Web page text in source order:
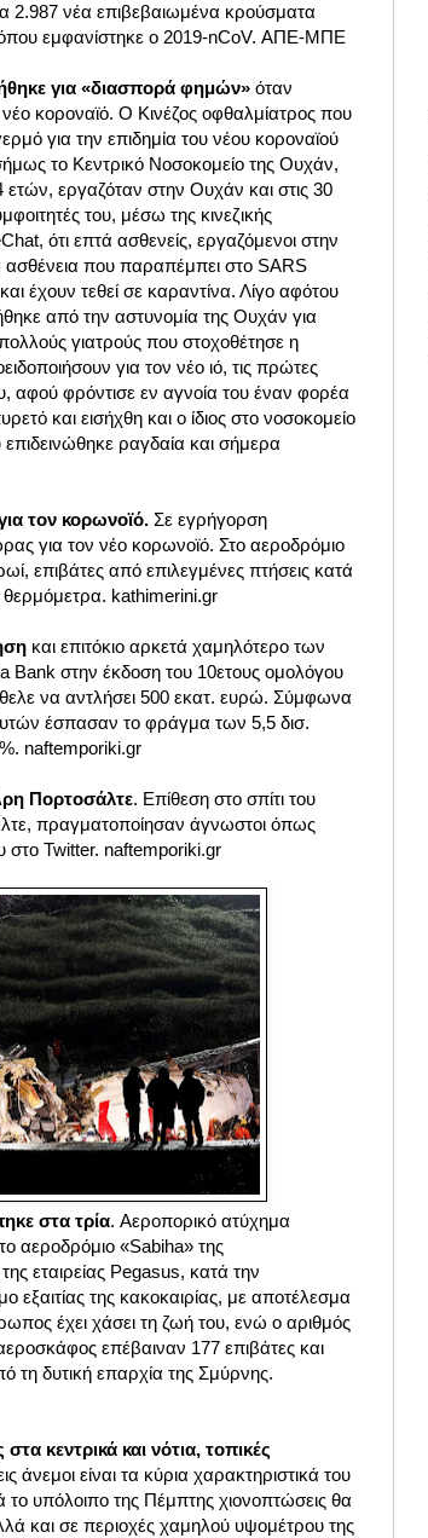
2.987 νέα επιβεβαιωμένα κρούσματα
εμφανίστηκε ο 2019-nCoV. ΑΠΕ-ΜΠΕ
για «διασπορά φημών» όταν
κοροναϊό. Ο Κινέζος οφθαλμίατρος που
για την επιδημία του νέου κοροναϊού
το Κεντρικό Νοσοκομείο της Ουχάν,
εργαζόταν στην Ουχάν και στις 30
του, μέσω της κινεζικής
ότι επτά ασθενείς, εργαζόμενοι στην
ασθένεια που παραπέμπει στο SARS
έχουν τεθεί σε καραντίνα. Λίγο αφότου
από την αστυνομία της Ουχάν για
γιατρούς που στοχοθέτησε η
για τον νέο ιό, τις πρώτες
αφού φρόντισε εν αγνοία του έναν φορέα
και εισήχθη και ο ίδιος στο νοσοκομείο
ραγδαία και σήμερα
τον κορωνοϊό. Σε εγρήγορση
για τον νέο κορωνοϊό. Στο αεροδρόμιο
επιβάτες από επιλεγμένες πτήσεις κατά
θερμόμετρα. kathimerini.gr
και επιτόκιο αρκετά χαμηλότερο των
Bank στην έκδοση του 10ετους ομολόγου
να αντλήσει 500 εκατ. ευρώ. Σύμφωνα
έσπασαν το φράγμα των 5,5 δισ.
naftemporiki.gr
Πορτοσάλτε. Επίθεση στο σπίτι του
πραγματοποίησαν άγνωστοι όπως
στο Twitter. naftemporiki.gr
στα τρία. Αεροπορικό ατύχημα
αεροδρόμιο «Sabiha» της
εταιρείας Pegasus, κατά την
της κακοκαιρίας, με αποτέλεσμα
έχει χάσει τη ζωή του, ενώ ο αριθμός
επέβαιναν 177 επιβάτες και
τη δυτική επαρχία της Σμύρνης.
κεντρικά και νότια, τοπικές
άνεμοι είναι τα κύρια χαρακτηριστικά του
υπόλοιπο της Πέμπτης χιονοπτώσεις θα
και σε περιοχές χαμηλού υψομέτρου της